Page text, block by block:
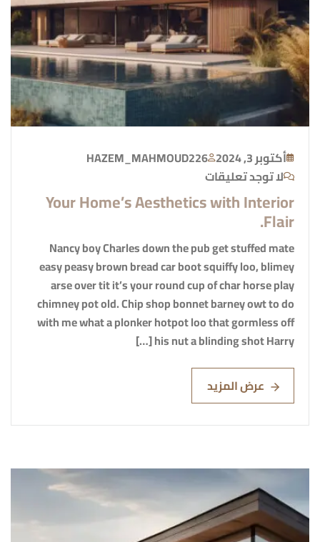
أكتوبر 3, 2024
HAZEM_MAHMOUD226
لا توجد تعليقات
Your Home’s Aesthetics with Interior
Flair.
Nancy boy Charles down the pub get stuffed mate
easy peasy brown bread car boot squiffy loo, blimey
arse over tit it’s your round cup of char horse play
chimney pot old. Chip shop bonnet barney owt to do
with me what a plonker hotpot loo that gormless off
his nut a blinding shot Harry […]
عرض المزيد
Read More